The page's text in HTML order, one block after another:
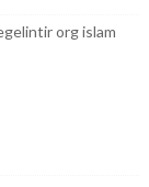
org islam